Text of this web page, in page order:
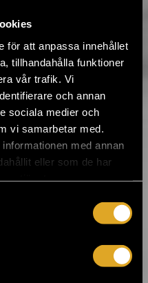
för att anpassa innehållet
tillhandahålla funktioner
vår trafik. Vi
och annan
sociala medier och
vi samarbetar med.
med annan
eller som de har
tidtabell ›
hämtar
Finland och
i juni ›